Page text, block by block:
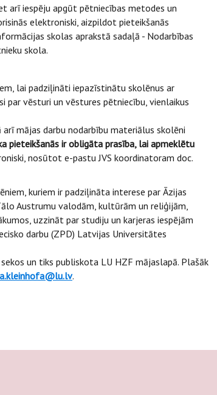
arī iespēju apgūt pētniecības metodes un
elektroniski, aizpildot pieteikšanās
skolas aprakstā sadaļā - Nodarbības
skola.
lai padziļināti iepazīstinātu skolēnus ar
vēsturi un vēstures pētniecību, vienlaikus
mājas darbu nodarbību materiālus skolēni
pieteikšanās ir obligāta prasība, lai apmeklētu
nosūtot e-pastu JVS koordinatoram doc.
kuriem ir padziļināta interese par Āzijas
Austrumu valodām, kultūrām un reliģijām,
uzzināt par studiju un karjeras iespējām
darbu (ZPD) Latvijas Universitātes
un tiks publiskota LU HZF mājaslapā. Plašāk
.